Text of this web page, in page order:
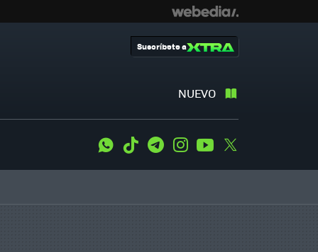
NUEVO
Suscríbete a
WhatsApp
Tiktok TelegramInstagramYoutube